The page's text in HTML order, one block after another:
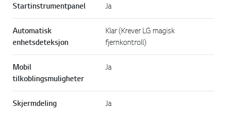
Startinstrumentpanel Ja
Automatisk
enhetsdeteksjon
Klar (Krever LG magisk
fjernkontroll)
Mobil
tilkoblingsmuligheter
Ja
Skjermdeling Ja